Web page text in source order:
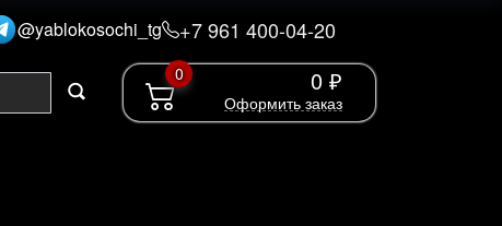
@yablokosochi_tg +7 961 400-04-20
0 0 ₽
Оформить заказ